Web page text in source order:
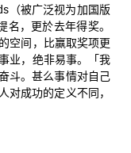
（被广泛视为加国版
，更於去年得奖。
空间，比赢取奖项更
业，绝非易事。「我
斗。甚么事情对自己
成功的定义不同，